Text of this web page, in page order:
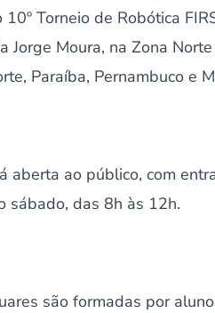
Torneio de Robótica
Jorge Moura, na Zona
Paraíba, Pernambuco e
aberta ao público, com
sábado, das 8h às 12h.
são formadas por